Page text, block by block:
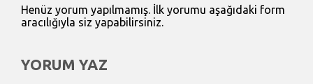
Henüz yorum yapılmamış. İlk yorumu aşağıdaki form
aracılığıyla siz yapabilirsiniz.
YORUM YAZ